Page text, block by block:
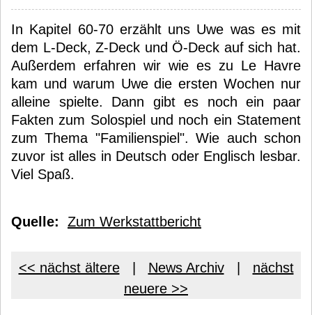
In Kapitel 60-70 erzählt uns Uwe was es mit
dem L-Deck, Z-Deck und Ö-Deck auf sich hat.
Außerdem erfahren wir wie es zu Le Havre
kam und warum Uwe die ersten Wochen nur
alleine spielte. Dann gibt es noch ein paar
Fakten zum Solospiel und noch ein Statement
zum Thema "Familienspiel". Wie auch schon
zuvor ist alles in Deutsch oder Englisch lesbar.
Viel Spaß.
Quelle: Zum Werkstattbericht
<< nächst ältere| News Archiv| nächst
neuere >>